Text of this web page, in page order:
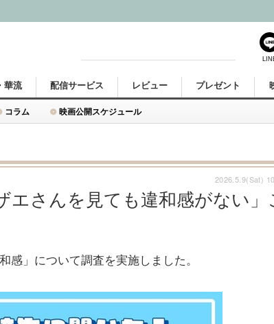
コラム 映画公開スケジュール
華流 配信サービス レビュー プレゼント
エさんを見ても違和感がない」
2026.5.9(Sat)
感」について調査を実施しました。